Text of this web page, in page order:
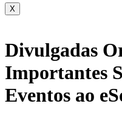
X
Divulgadas
Importantes
Eventos ao